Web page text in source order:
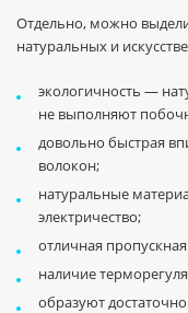
Отдельно, можно
натуральных и
экологичность —
не выполняют
довольно быстрая
волокон;
натуральные
электричество;
отличная
наличие
образуют